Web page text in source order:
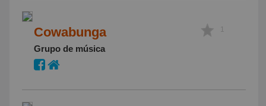
Cowabunga
Grupo de música
1